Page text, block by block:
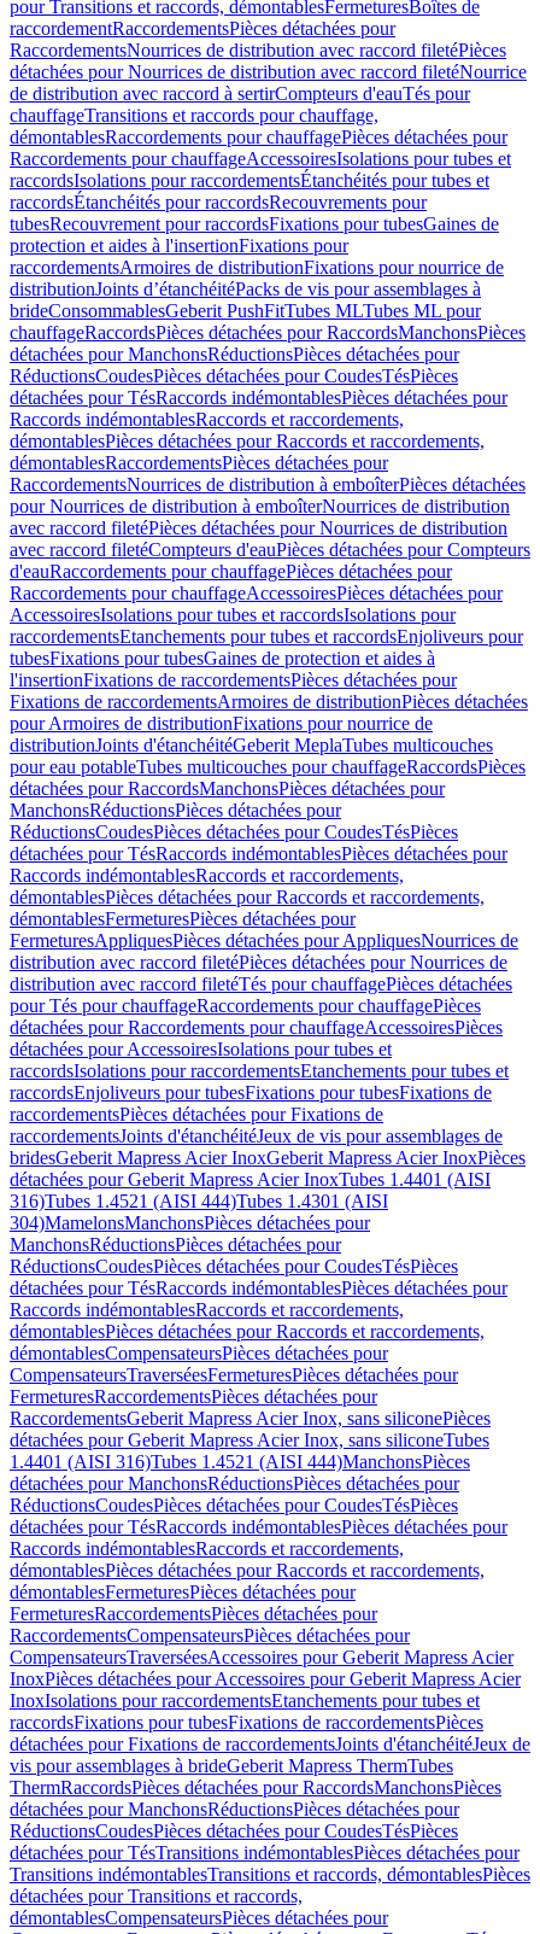
pour Transitions et raccords, démontablesFermeturesBoîtes de
raccordementRaccordementsPièces détachées pour
RaccordementsNourrices de distribution avec raccord filetéPièces
détachées pour Nourrices de distribution avec raccord filetéNourrice
de distribution avec raccord à sertirCompteurs d'eauTés pour
chauffageTransitions et raccords pour chauffage,
démontablesRaccordements pour chauffagePièces détachées pour
Raccordements pour chauffageAccessoiresIsolations pour tubes et
raccordsIsolations pour raccordementsÉtanchéités pour tubes et
raccordsÉtanchéités pour raccordsRecouvrements pour
tubesRecouvrement pour raccordsFixations pour tubesGaines de
protection et aides à l'insertionFixations pour
raccordementsArmoires de distributionFixations pour nourrice de
distributionJoints d’étanchéitéPacks de vis pour assemblages à
brideConsommablesGeberit PushFitTubes MLTubes ML pour
chauffageRaccordsPièces détachées pour RaccordsManchonsPièces
détachées pour ManchonsRéductionsPièces détachées pour
RéductionsCoudesPièces détachées pour CoudesTésPièces
détachées pour TésRaccords indémontablesPièces détachées pour
Raccords indémontablesRaccords et raccordements,
démontablesPièces détachées pour Raccords et raccordements,
démontablesRaccordementsPièces détachées pour
RaccordementsNourrices de distribution à emboîterPièces détachées
pour Nourrices de distribution à emboîterNourrices de distribution
avec raccord filetéPièces détachées pour Nourrices de distribution
avec raccord filetéCompteurs d'eauPièces détachées pour Compteurs
d'eauRaccordements pour chauffagePièces détachées pour
Raccordements pour chauffageAccessoiresPièces détachées pour
AccessoiresIsolations pour tubes et raccordsIsolations pour
raccordementsEtanchements pour tubes et raccordsEnjoliveurs pour
tubesFixations pour tubesGaines de protection et aides à
l'insertionFixations de raccordementsPièces détachées pour
Fixations de raccordementsArmoires de distributionPièces détachées
pour Armoires de distributionFixations pour nourrice de
distributionJoints d'étanchéitéGeberit MeplaTubes multicouches
pour eau potableTubes multicouches pour chauffageRaccordsPièces
détachées pour RaccordsManchonsPièces détachées pour
ManchonsRéductionsPièces détachées pour
RéductionsCoudesPièces détachées pour CoudesTésPièces
détachées pour TésRaccords indémontablesPièces détachées pour
Raccords indémontablesRaccords et raccordements,
démontablesPièces détachées pour Raccords et raccordements,
démontablesFermeturesPièces détachées pour
FermeturesAppliquesPièces détachées pour AppliquesNourrices de
distribution avec raccord filetéPièces détachées pour Nourrices de
distribution avec raccord filetéTés pour chauffagePièces détachées
pour Tés pour chauffageRaccordements pour chauffagePièces
détachées pour Raccordements pour chauffageAccessoiresPièces
détachées pour AccessoiresIsolations pour tubes et
raccordsIsolations pour raccordementsEtanchements pour tubes et
raccordsEnjoliveurs pour tubesFixations pour tubesFixations de
raccordementsPièces détachées pour Fixations de
raccordementsJoints d'étanchéitéJeux de vis pour assemblages de
bridesGeberit Mapress Acier InoxGeberit Mapress Acier InoxPièces
détachées pour Geberit Mapress Acier InoxTubes 1.4401 (AISI
316)Tubes 1.4521 (AISI 444)Tubes 1.4301 (AISI
304)MamelonsManchonsPièces détachées pour
ManchonsRéductionsPièces détachées pour
RéductionsCoudesPièces détachées pour CoudesTésPièces
détachées pour TésRaccords indémontablesPièces détachées pour
Raccords indémontablesRaccords et raccordements,
démontablesPièces détachées pour Raccords et raccordements,
démontablesCompensateursPièces détachées pour
CompensateursTraverséesFermeturesPièces détachées pour
FermeturesRaccordementsPièces détachées pour
RaccordementsGeberit Mapress Acier Inox, sans siliconePièces
détachées pour Geberit Mapress Acier Inox, sans siliconeTubes
1.4401 (AISI 316)Tubes 1.4521 (AISI 444)ManchonsPièces
détachées pour ManchonsRéductionsPièces détachées pour
RéductionsCoudesPièces détachées pour CoudesTésPièces
détachées pour TésRaccords indémontablesPièces détachées pour
Raccords indémontablesRaccords et raccordements,
démontablesPièces détachées pour Raccords et raccordements,
démontablesFermeturesPièces détachées pour
FermeturesRaccordementsPièces détachées pour
RaccordementsCompensateursPièces détachées pour
CompensateursTraverséesAccessoires pour Geberit Mapress Acier
InoxPièces détachées pour Accessoires pour Geberit Mapress Acier
InoxIsolations pour raccordementsEtanchements pour tubes et
raccordsFixations pour tubesFixations de raccordementsPièces
détachées pour Fixations de raccordementsJoints d'étanchéitéJeux de
vis pour assemblages à brideGeberit Mapress ThermTubes
ThermRaccordsPièces détachées pour RaccordsManchonsPièces
détachées pour ManchonsRéductionsPièces détachées pour
RéductionsCoudesPièces détachées pour CoudesTésPièces
détachées pour TésTransitions indémontablesPièces détachées pour
Transitions indémontablesTransitions et raccords, démontablesPièces
détachées pour Transitions et raccords,
démontablesCompensateursPièces détachées pour